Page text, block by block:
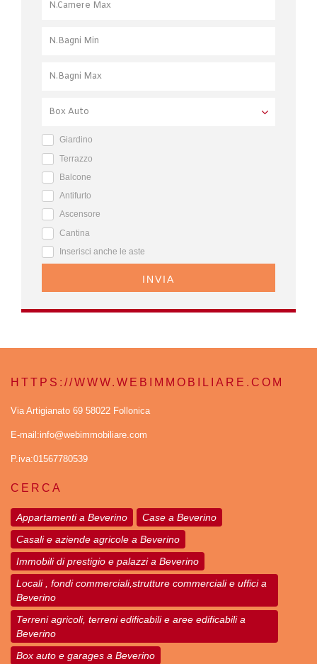
Giardino
Terrazzo
Balcone
Antifurto
Ascensore
Cantina
Inserisci anche le aste
INVIA
HTTPS://WWW.WEBIMMOBILIARE.COM
Via Artigianato 69 58022 Follonica
E-mail:info@webimmobiliare.com
P.iva:01567780539
CERCA
Appartamenti a Beverino
Case a Beverino
Casali e aziende agricole a Beverino
Immobili di prestigio e palazzi a Beverino
Locali , fondi commerciali,strutture commerciali e uffici a
Beverino
Terreni agricoli, terreni edificabili e aree edificabili a
Beverino
Box auto e garages a Beverino